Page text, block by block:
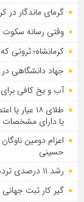
گرمای ماندگار در
وقتی رسانه
کرمانشاه؛ ثروتی
جهاد دانشگاهی
آب و یخ کافی
یا دارای مشخصات
اعزام دومین
حسینی
رشد ۱۱ درصدی تردد خودروها در جاده‌های مسیر زوار اربعین در کرمانشاه
گیر کار ثبت